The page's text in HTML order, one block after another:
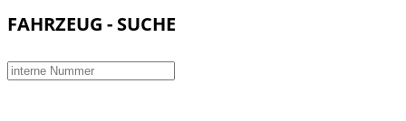
FAHRZEUG - SUCHE